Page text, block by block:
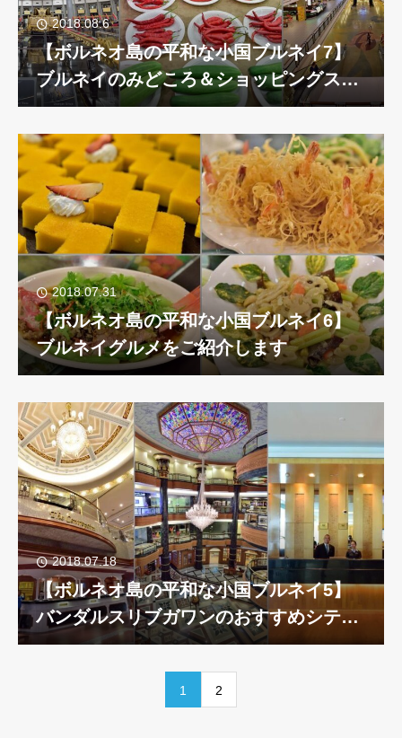
2018.08.6
【ボルネオ島の平和な小国ブルネイ7】
ブルネイのみどころ＆ショッピングスポ
ット
2018.07.31
【ボルネオ島の平和な小国ブルネイ6】
ブルネイグルメをご紹介します
2018.07.18
【ボルネオ島の平和な小国ブルネイ5】
バンダルスリブガワンのおすすめシティ
ーホテル３選
1 2